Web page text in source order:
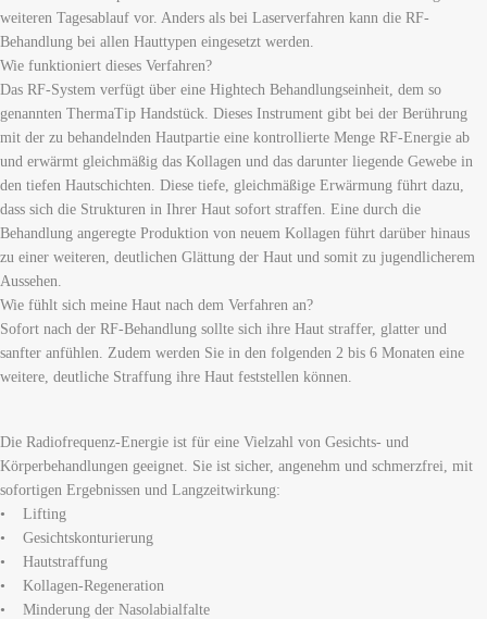
weiteren Tagesablauf vor. Anders als bei Laserverfahren kann die RF-
Behandlung bei allen Hauttypen eingesetzt werden.
Wie funktioniert dieses Verfahren?
Das RF-System verfügt über eine Hightech Behandlungseinheit, dem so
genannten ThermaTip Handstück. Dieses Instrument gibt bei der Berührung
mit der zu behandelnden Hautpartie eine kontrollierte Menge RF-Energie ab
und erwärmt gleichmäßig das Kollagen und das darunter liegende Gewebe in
den tiefen Hautschichten. Diese tiefe, gleichmäßige Erwärmung führt dazu,
dass sich die Strukturen in Ihrer Haut sofort straffen. Eine durch die
Behandlung angeregte Produktion von neuem Kollagen führt darüber hinaus
zu einer weiteren, deutlichen Glättung der Haut und somit zu jugendlicherem
Aussehen.
Wie fühlt sich meine Haut nach dem Verfahren an?
Sofort nach der RF-Behandlung sollte sich ihre Haut straffer, glatter und
sanfter anfühlen. Zudem werden Sie in den folgenden 2 bis 6 Monaten eine
weitere, deutliche Straffung ihre Haut feststellen können.
Die Radiofrequenz-Energie ist für eine Vielzahl von Gesichts- und
Körperbehandlungen geeignet. Sie ist sicher, angenehm und schmerzfrei, mit
sofortigen Ergebnissen und Langzeitwirkung:
• Lifting
• Gesichtskonturierung
• Hautstraffung
• Kollagen-Regeneration
• Minderung der Nasolabialfalte